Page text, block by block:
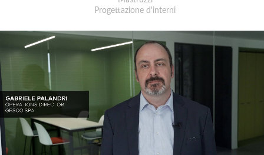
Progettazione d'interni